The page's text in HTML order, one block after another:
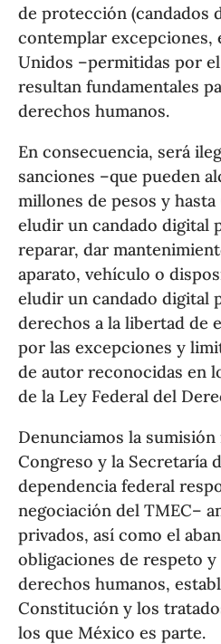
de protección (candados
contemplar excepciones,
Unidos –permitidas por
resultan fundamentales
derechos humanos.
En consecuencia, será
sanciones –que pueden
millones de pesos y
eludir un candado digital
reparar, dar
aparato, vehículo o
eludir un candado digital
derechos a la libertad de
por las excepciones y
de autor reconocidas en
de la Ley Federal del
Denunciamos la
Congreso y la Secretaría
dependencia federal
negociación del TMEC–
privados, así como el
obligaciones de respeto y
derechos humanos,
Constitución y los
los que México es parte.